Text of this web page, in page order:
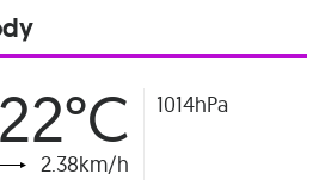
22°C
2.38km/h
1014hPa